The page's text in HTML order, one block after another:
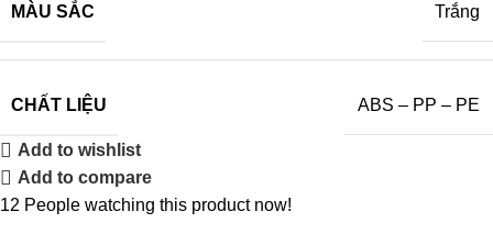
MÀU SẮC Trắng
CHẤT LIỆU ABS – PP – PE
Add to wishlist
Add to compare
12 People watching this product now!